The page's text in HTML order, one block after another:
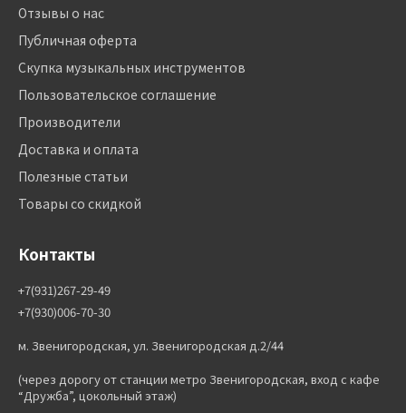
Отзывы о нас
Публичная оферта
Скупка музыкальных инструментов
Пользовательское соглашение
Производители
Доставка и оплата
Полезные статьи
Товары со скидкой
Контакты
+7(931)267-29-49
+7(930)006-70-30
м. Звенигородская, ул. Звенигородская д.2/44
(через дорогу от станции метро Звенигородская, вход с кафе
“Дружба”, цокольный этаж)